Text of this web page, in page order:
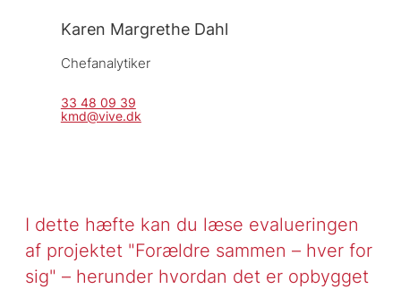
Karen Margrethe Dahl
Chefanalytiker
33 48 09 39
kmd@vive.dk
I dette hæfte kan du læse evalueringen
af projektet "Forældre sammen – hver for
sig" – herunder hvordan det er opbygget